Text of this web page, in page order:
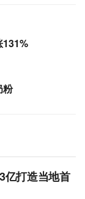
131%
粉
亿打造当地首